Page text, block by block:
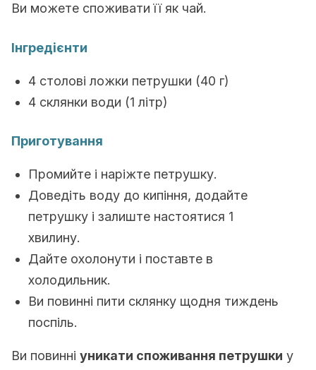
Ви можете споживати її як чай.
Інгредієнти
4 столові ложки петрушки (40 г)
4 склянки води (1 літр)
Приготування
Промийте і наріжте петрушку.
Доведіть воду до кипіння, додайте
петрушку і залиште настоятися 1
хвилину.
Дайте охолонути і поставте в
холодильник.
Ви повинні пити склянку щодня тиждень
поспіль.
Ви повинні уникати споживання петрушки у